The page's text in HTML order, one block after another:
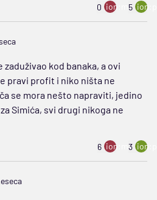
0 ion:minus
5
zaduživao kod banaka, a ovi
pravi profit i niko ništa ne
se mora nešto napraviti, jedino
Simića, svi drugi nikoga ne
6 ion:minus
3